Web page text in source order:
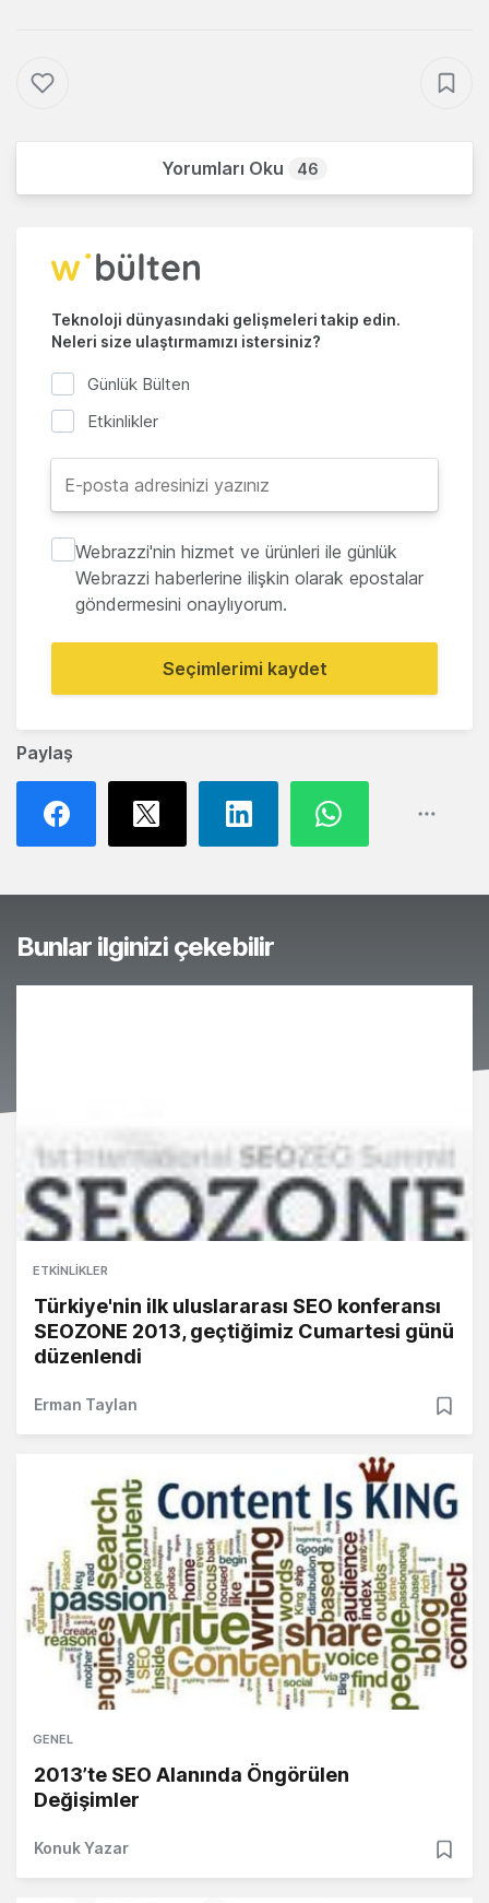
Paylaş
Yorumları Oku 46
Teknoloji dünyasındaki gelişmeleri takip edin.
Neleri size ulaştırmamızı istersiniz?
Günlük Bülten
Etkinlikler
Webrazzi'nin hizmet ve ürünleri ile günlük
Webrazzi haberlerine ilişkin olarak epostalar
göndermesini onaylıyorum.
Seçimlerimi kaydet
Bunlar ilginizi çekebilir
ETKINLIKLER
Türkiye'nin ilk uluslararası SEO konferansı
SEOZONE 2013, geçtiğimiz Cumartesi günü
düzenlendi
Erman Taylan
GENEL
2013’te SEO Alanında Öngörülen
Değişimler
Konuk Yazar